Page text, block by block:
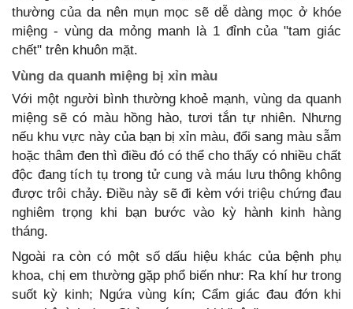
thường của da nên mụn mọc sẽ dễ dàng mọc ở khóe
miệng - vùng da mỏng manh là 1 đỉnh của "tam giác
chết" trên khuôn mặt.
Vùng da quanh miệng bị xỉn màu
Với một người bình thường khoẻ mạnh, vùng da quanh
miệng sẽ có màu hồng hào, tươi tắn tự nhiên. Nhưng
nếu khu vực này của bạn bị xỉn màu, đổi sang màu sẫm
hoặc thâm đen thì điều đó có thể cho thấy có nhiều chất
độc đang tích tụ trong tử cung và máu lưu thông không
được trôi chảy. Điều này sẽ đi kèm với triệu chứng đau
nghiêm trọng khi bạn bước vào kỳ hành kinh hàng
tháng.
Ngoài ra còn có một số dấu hiệu khác của bệnh phụ
khoa, chị em thường gặp phổ biến như: Ra khí hư trong
suốt kỳ kinh; Ngứa vùng kín; Cẩm giác đau đớn khi